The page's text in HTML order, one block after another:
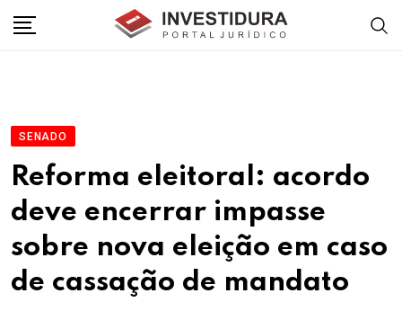
SENADO
Reforma eleitoral: acordo
deve encerrar impasse
sobre nova eleição em caso
de cassação de mandato